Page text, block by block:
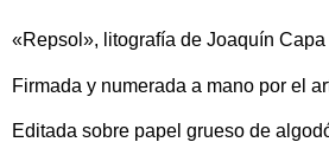
«Repsol», litografía de Joaquín
Firmada y numerada a mano por el
Editada sobre papel grueso de